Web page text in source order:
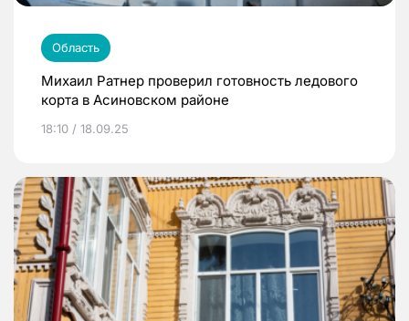
Область
Михаил Ратнер проверил готовность ледового
корта в Асиновском районе
18:10 / 18.09.25